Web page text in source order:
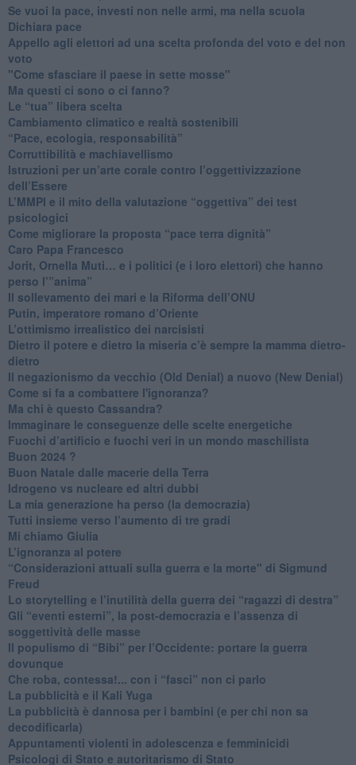
​Se vuoi la pace, investi non nelle armi, ma nella scuola
​Dichiara pace
​Appello agli elettori ad una scelta profonda del voto e del non
voto
"Come sfasciare il paese in sette mosse"
​Ma questi ci sono o ci fanno?
​Le “tua” libera scelta
Cambiamento climatico e realtà sostenibili
“Pace, ecologia, responsabilità”
​Corruttibilità e machiavellismo
Istruzioni per un’arte corale contro l’oggettivizzazione
dell’Essere
​L’MMPI e il mito della valutazione “oggettiva” dei test
psicologici
Come migliorare la proposta “pace terra dignità”
Caro Papa Francesco
​Jorit, Ornella Muti… e i politici (e i loro elettori) che hanno
perso l’”anima”
​Il sollevamento dei mari e la Riforma dell’ONU
Putin, imperatore romano d’Oriente
​L’ottimismo irrealistico dei narcisisti
​Dietro il potere e dietro la miseria c’è sempre la mamma dietro-
dietro
Il negazionismo da vecchio (Old Denial) a nuovo (New Denial)
Come si fa a combattere l'ignoranza?
Ma chi è questo Cassandra?
Immaginare le conseguenze delle scelte energetiche
​Fuochi d’artificio e fuochi veri in un mondo maschilista
Buon 2024 ?
​Buon Natale dalle macerie della Terra
​Idrogeno vs nucleare ed altri dubbi
​La mia generazione ha perso (la democrazia)
​Tutti insieme verso l’aumento di tre gradi
Mi chiamo Giulia
L’ignoranza al potere
​“Considerazioni attuali sulla guerra e la morte" di Sigmund
Freud
​Lo storytelling e l’inutilità della guerra dei “ragazzi di destra”
​Gli “eventi esterni”, la post-democrazia e l’assenza di
soggettività delle masse
​Il populismo di “Bibi” per l’Occidente: portare la guerra
dovunque
​Che roba, contessa!... con i “fasci” non ci parlo
La pubblicità e il Kali Yuga
​La pubblicità è dannosa per i bambini (e per chi non sa
decodificarla)
​Appuntamenti violenti in adolescenza e femminicidi
​Psicologi di Stato e autoritarismo di Stato